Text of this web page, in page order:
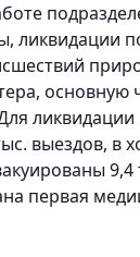
ликвидации
основную
ликвидации
выездов, в
9,4
первая